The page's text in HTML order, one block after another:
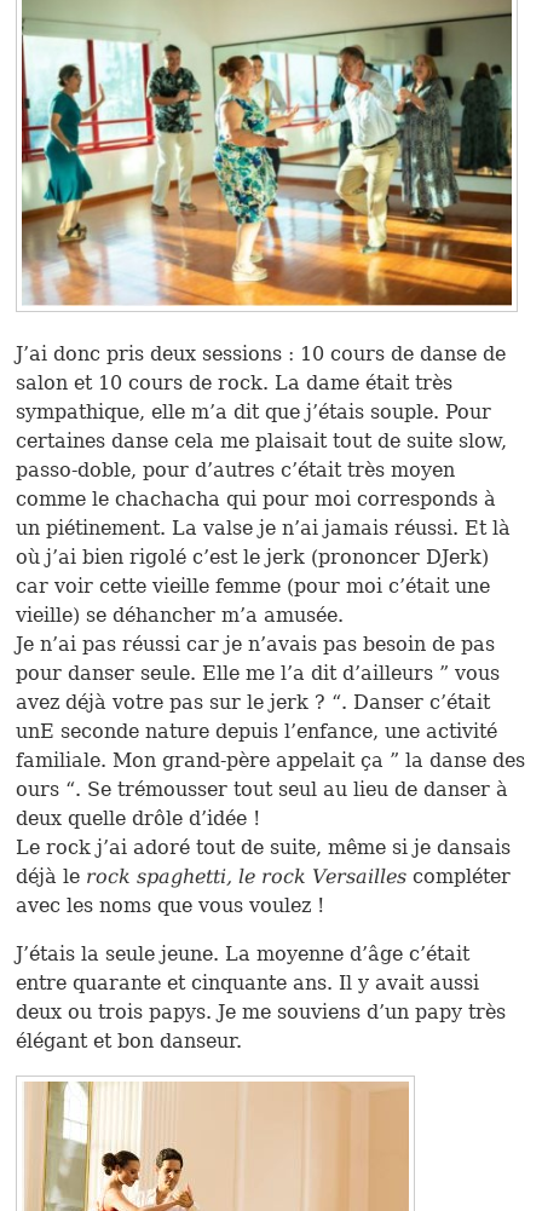
J’ai donc pris deux sessions : 10 cours de danse de
salon et 10 cours de rock. La dame était très
sympathique, elle m’a dit que j’étais souple. Pour
certaines danse cela me plaisait tout de suite slow,
passo-doble, pour d’autres c’était très moyen
comme le chachacha qui pour moi corresponds à
un piétinement. La valse je n’ai jamais réussi. Et là
où j’ai bien rigolé c’est le jerk (prononcer DJerk)
car voir cette vieille femme (pour moi c’était une
vieille) se déhancher m’a amusée.
Je n’ai pas réussi car je n’avais pas besoin de pas
pour danser seule. Elle me l’a dit d’ailleurs ” vous
avez déjà votre pas sur le jerk ? “. Danser c’était
unE seconde nature depuis l’enfance, une activité
familiale. Mon grand-père appelait ça ” la danse des
ours “. Se trémousser tout seul au lieu de danser à
deux quelle drôle d’idée !
Le rock j’ai adoré tout de suite, même si je dansais
déjà le rock spaghetti, le rock Versailles compléter
avec les noms que vous voulez !
J’étais la seule jeune. La moyenne d’âge c’était
entre quarante et cinquante ans. Il y avait aussi
deux ou trois papys. Je me souviens d’un papy très
élégant et bon danseur.